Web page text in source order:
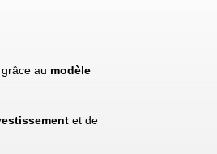
au modèle
et de